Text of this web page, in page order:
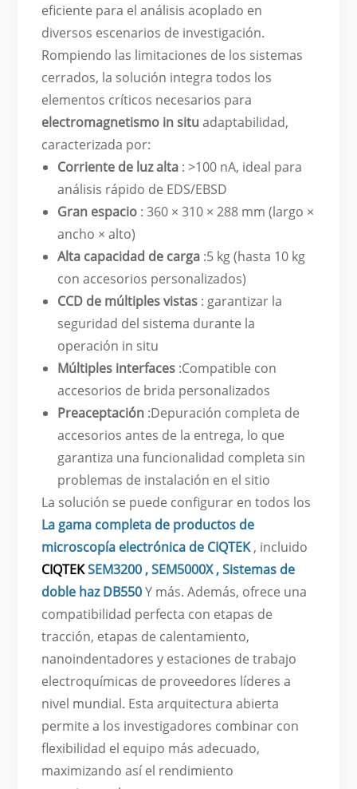
eficiente para el análisis acoplado en
diversos escenarios de investigación.
Rompiendo las limitaciones de los sistemas
cerrados, la solución integra todos los
elementos críticos necesarios para
electromagnetismo in situadaptabilidad,
caracterizada por:
Corriente de luz alta : >100 nA, ideal para
análisis rápido de EDS/EBSD
Gran espacio : 360 × 310 × 288 mm (largo ×
ancho × alto)
Alta capacidad de carga :5 kg (hasta 10 kg
con accesorios personalizados)
CCD de múltiples vistas : garantizar la
seguridad del sistema durante la
operación in situ
Múltiples interfaces :Compatible con
accesorios de brida personalizados
Preaceptación :Depuración completa de
accesorios antes de la entrega, lo que
garantiza una funcionalidad completa sin
problemas de instalación en el sitio
La solución se puede configurar en todos los
La gama completa de productos de
microscopía electrónica de CIQTEK, incluido
CIQTEKSEM3200 ,SEM5000X,Sistemas de
doble haz DB550Y más. Además, ofrece una
compatibilidad perfecta con etapas de
tracción, etapas de calentamiento,
nanoindentadores y estaciones de trabajo
electroquímicas de proveedores líderes a
nivel mundial. Esta arquitectura abierta
permite a los investigadores combinar con
flexibilidad el equipo más adecuado,
maximizando así el rendimiento